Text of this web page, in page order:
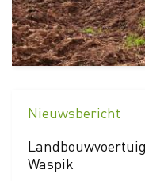
Nieuwsbericht
Waspik